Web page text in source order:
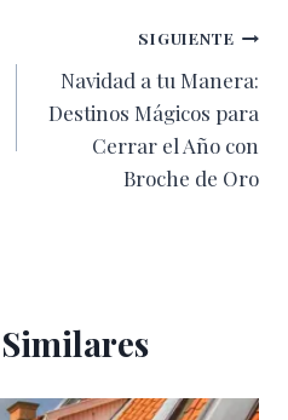
SIGUIENTE
Navidad a tu Manera:
Destinos Mágicos para
Cerrar el Año con
Broche de Oro